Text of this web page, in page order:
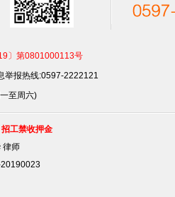
〕第0801000113号
举报热线:0597-2222121
至周六)
工禁收押金
律师